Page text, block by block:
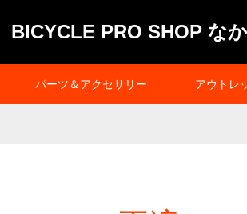
BICYCLE PRO SHOP な
パーツ＆アクセサリー アウトレ